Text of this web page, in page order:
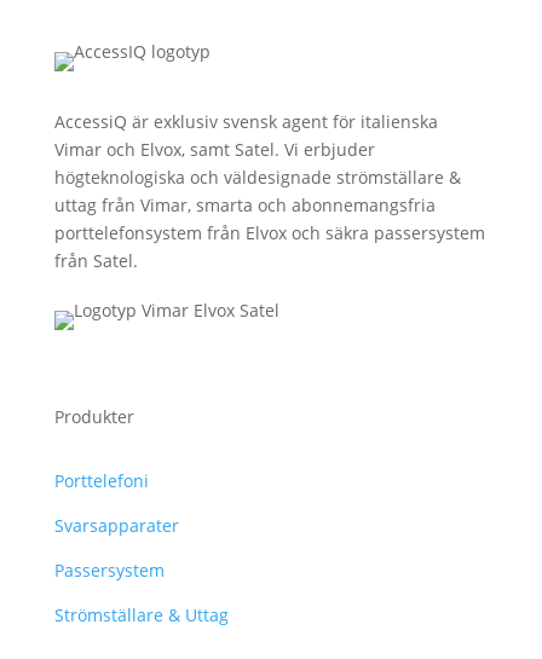
AccessiQ är exklusiv svensk agent för italienska
Vimar och Elvox, samt Satel. Vi erbjuder
högteknologiska och väldesignade strömställare &
uttag från Vimar, smarta och abonnemangsfria
porttelefonsystem från Elvox och säkra passersystem
från Satel.
Produkter
Porttelefoni
Svarsapparater
Passersystem
Strömställare & Uttag